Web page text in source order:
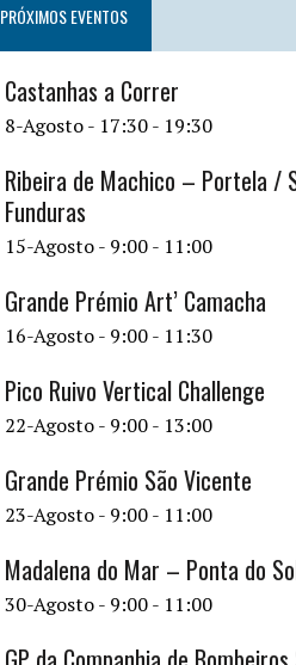
PRÓXIMOS EVENTOS
Castanhas a Correr
8-Agosto - 17:30- 19:30
Ribeira de Machico – Portela /
Funduras
15-Agosto - 9:00- 11:00
Grande Prémio Art’ Camacha
16-Agosto - 9:00- 11:30
Pico Ruivo Vertical Challenge
22-Agosto - 9:00- 13:00
Grande Prémio São Vicente
23-Agosto - 9:00- 11:00
Madalena do Mar – Ponta do
30-Agosto - 9:00- 11:00